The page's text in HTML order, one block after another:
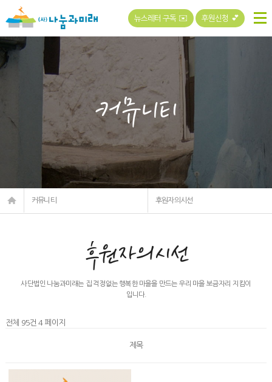
뉴스레터 구독 ✉️ 후원신청 💕
커뮤니티
커뮤니티 후원자의시선
후원자의시선
사단법인 나눔과미래는 집 걱정없는 행복한 마을을 만드는 우리 마을 보금자리 지킴이
입니다.
전체 95건 4 페이지
제목